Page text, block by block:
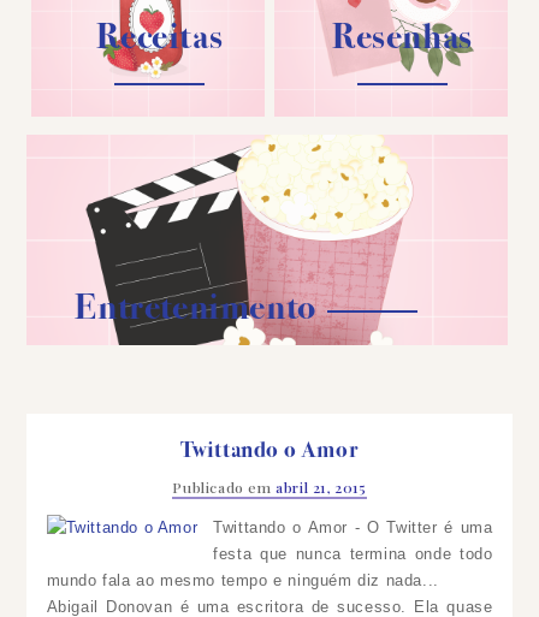
Receitas Resenhas
Entretenimento
Twittando o Amor
Publicado emabril 21, 2015
Twittando o Amor - O Twitter é uma
festa que nunca termina onde todo
mundo fala ao mesmo tempo e ninguém diz nada...
Abigail Donovan é uma escritora de sucesso. Ela quase